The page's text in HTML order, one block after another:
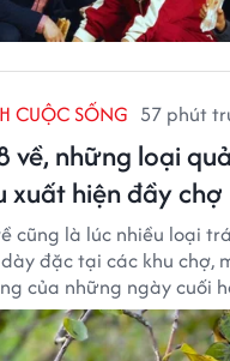
CUỘC SỐNG 57 phút
về, những loại
xuất hiện đầy chợ
cũng là lúc nhiều loại
đặc tại các khu chợ,
của những ngày cuối